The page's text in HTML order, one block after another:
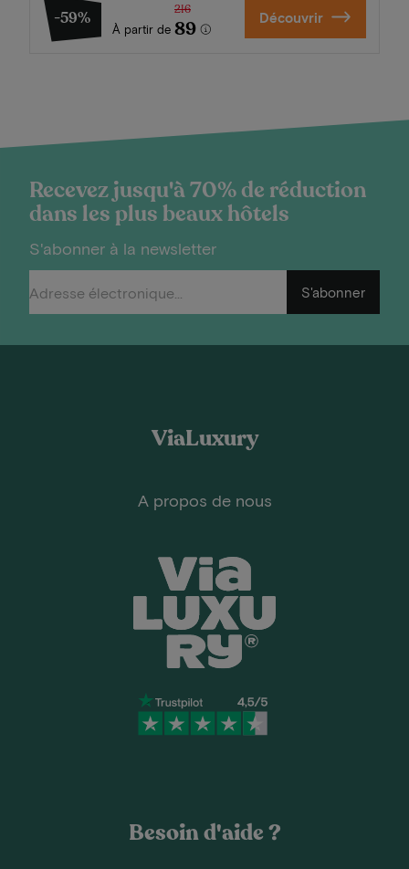
-59%
À partir de
216
89 Découvrir
Recevez jusqu'à 70% de réduction
dans les plus beaux hôtels
S'abonner à la newsletter
S'abonner
ViaLuxury
A propos de nous
Besoin d'aide ?